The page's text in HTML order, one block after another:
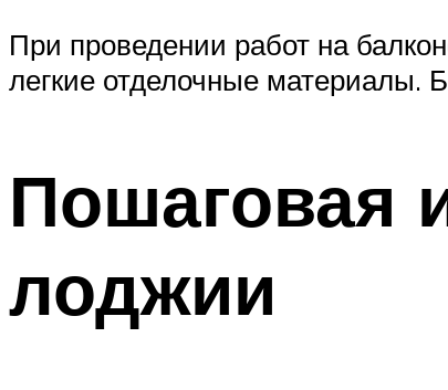
При проведении работ на
легкие отделочные материалы.
Пошаговая
лоджии